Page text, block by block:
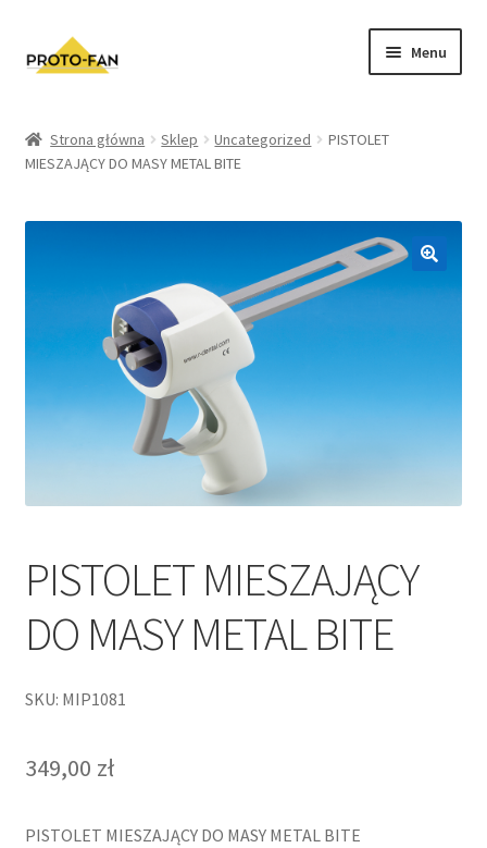
Menu
Kursy Stomatologiczne
O nas
Zwroty i Reklamacje
Regulamin sklepu
Polityka prywatności
Strona główna Sklep Uncategorized
PISTOLET
MIESZAJĄCY DO MASY METAL BITE
PISTOLET MIESZAJĄCY
DO MASY METAL BITE
SKU: MIP1081
349,00 zł
PISTOLET MIESZAJĄCY DO MASY METAL BITE